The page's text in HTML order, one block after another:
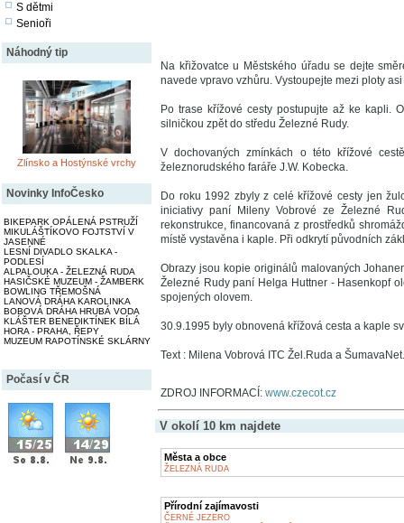
S dětmi
Senioři
Náhodný tip
Zlínsko a Hostýnské vrchy
Novinky InfoČesko
BIKEPARK OPÁLENÁ PSTRUŽÍ
MIKULÁŠTÍKOVO FOJTSTVÍ V
JASENNÉ
LESNÍ DIVADLO SKALKA -
PODLESÍ
ALPALOUKA - ŽELEZNÁ RUDA
HASIČSKÉ MUZEUM - ŽAMBERK
BOWLING TŘEMOŠNÁ
LANOVÁ DRÁHA KAROLINKA
BOBOVÁ DRÁHA HRUBÁ VODA
KLÁŠTER BENEDIKTÍNEK BÍLÁ
HORA - PRAHA, ŘEPY
MUZEUM RAPOTÍNSKÉ SKLÁRNY
Počasí v ČR
Na křižovatce u Městského úřadu se dejte
navede vpravo vzhůru. Vystoupejte mezi ploty
Po trase křížové cesty postupujte až ke kapli.
silničkou zpět do středu Železné Rudy.
V dochovaných zmínkách o této křížové
železnorudského faráře J.W. Kobecka.
Do roku 1992 zbyly z celé křížové cesty jen
iniciativy paní Mileny Vobrové ze Železné
rekonstrukce, financovaná z prostředků
místě vystavěna i kaple. Při odkrytí původních
Obrazy jsou kopie originálů malovaných
Železné Rudy paní Helga Huttner - Hasenkopf
spojených olovem.
30.9.1995 byly obnovená křížová cesta a kaple
Text : Milena Vobrová ITC Žel.Ruda a
ZDROJ INFORMACÍ: www.czecot.cz
V okolí 10 km najdete
Města a obce
ŽELEZNÁ RUDA
Přírodní zajímavosti
ČERNÉ JEZERO